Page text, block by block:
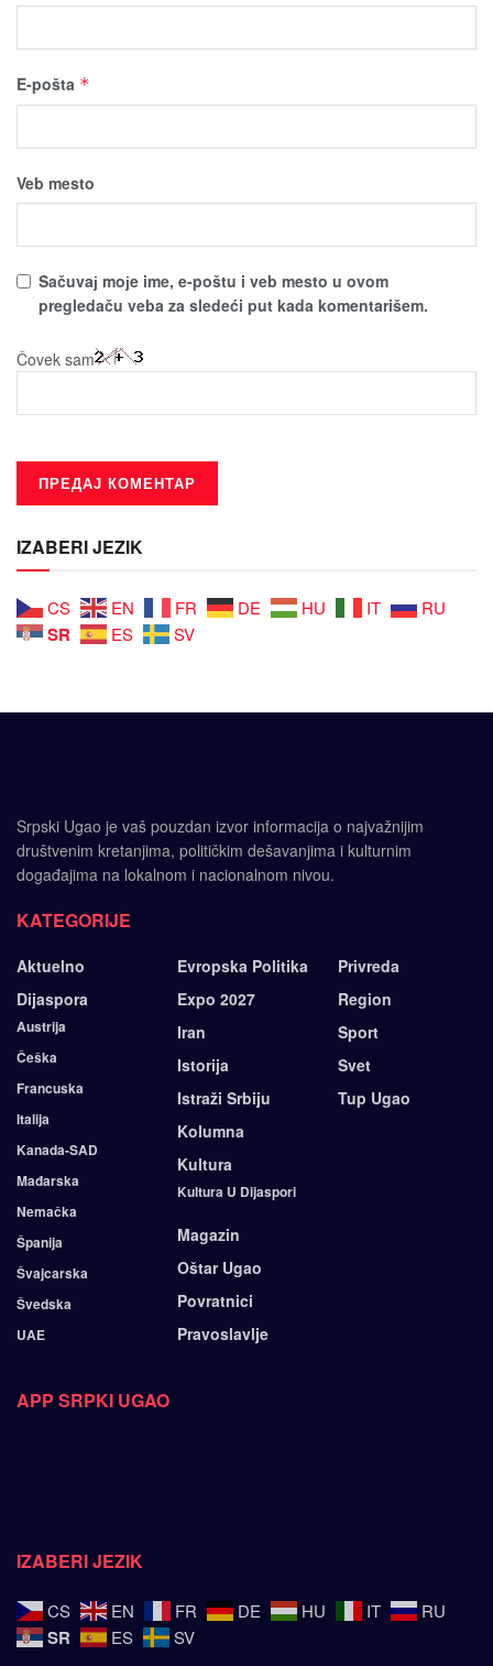
E-pošta *
Veb mesto
Sačuvaј moјe ime, e-poštu i veb mesto u ovom
pregledaču veba za sledeći put kada komentarišem.
Čovek sam
IZABERI JEZIK
CS EN FR DE HU IT RU
SR ES SV
Srpski Ugao je vaš pouzdan izvor informacija o najvažnijim
društvenim kretanjima, političkim dešavanjima i kulturnim
događajima na lokalnom i nacionalnom nivou.
KATEGORIJE
Aktuelno
Dijaspora
Austrija
Češka
Francuska
Italija
Kanada-SAD
Mađarska
Nemačka
Španija
Švajcarska
Švedska
UAE
Evropska Politika
Expo 2027
Iran
Istorija
Istraži Srbiju
Kolumna
Kultura
Kultura U Dijaspori
Magazin
Oštar Ugao
Povratnici
Pravoslavlje
Privreda
Region
Sport
Svet
Tup Ugao
APP SRPKI UGAO
IZABERI JEZIK
CS EN FR DE HU IT RU
SR ES SV